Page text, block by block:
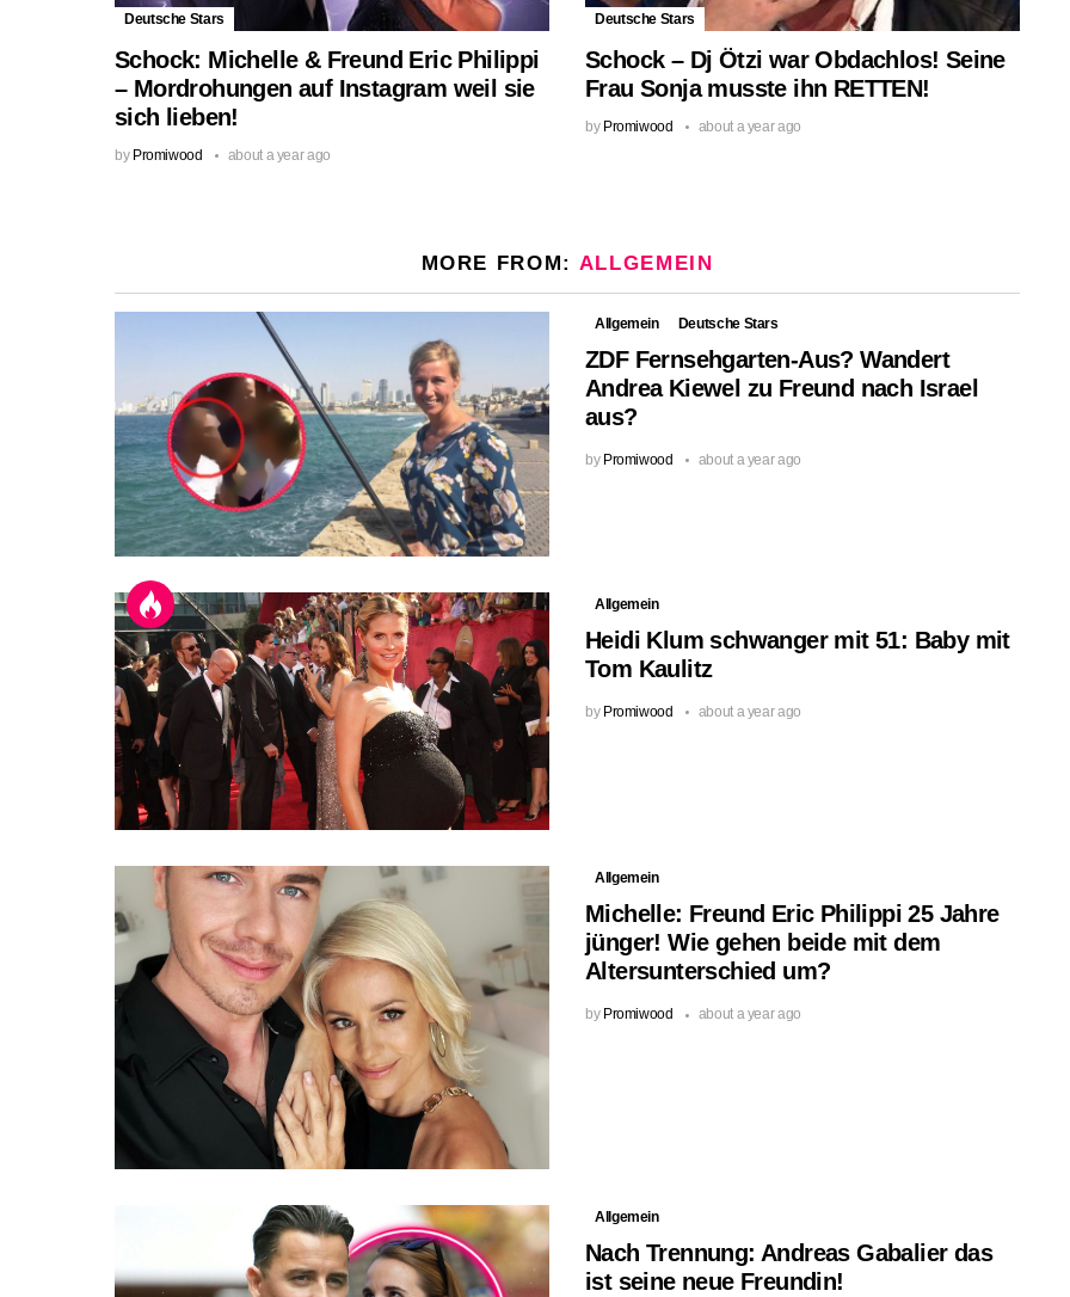
Deutsche Stars
Schock: Michelle & Freund Eric Philippi
– Mordrohungen auf Instagram weil sie
sich lieben!
by Promiwood about a year ago
Deutsche Stars
Schock – Dj Ötzi war Obdachlos! Seine
Frau Sonja musste ihn RETTEN!
by Promiwood about a year ago
MORE FROM: ALLGEMEIN
Allgemein Deutsche Stars
ZDF Fernsehgarten-Aus? Wandert
Andrea Kiewel zu Freund nach Israel
aus?
by Promiwood about a year ago
Allgemein
Heidi Klum schwanger mit 51: Baby mit
Tom Kaulitz
by Promiwood about a year ago
Allgemein
Michelle: Freund Eric Philippi 25 Jahre
jünger! Wie gehen beide mit dem
Altersunterschied um?
by Promiwood about a year ago
Allgemein
Nach Trennung: Andreas Gabalier das
ist seine neue Freundin!